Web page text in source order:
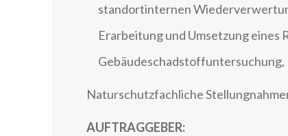
standortinternen
Erarbeitung und Umsetzung
Gebäudeschadstoffuntersuchung,
Naturschutzfachliche
AUFTRAGGEBER: